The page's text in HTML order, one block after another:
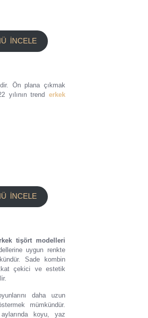
İNCELE
Ön plana çıkmak
yılının trenderkek
İNCELE
tişört modelleri
uygun renkte
Sade kombin
çekici ve estetik
daha uzun
mümkündür.
koyu, yaz